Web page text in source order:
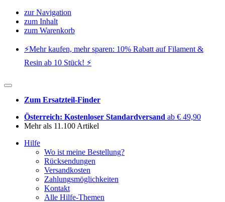
zur Navigation
zum Inhalt
zum Warenkorb
⚡️Mehr kaufen, mehr sparen: 10% Rabatt auf Filament &
Resin ab 10 Stück! ⚡️
Zum Ersatzteil-Finder
Österreich: Kostenloser Standardversand ab € 49,90
Mehr als 11.100 Artikel
Hilfe
Wo ist meine Bestellung?
Rücksendungen
Versandkosten
Zahlungsmöglichkeiten
Kontakt
Alle Hilfe-Themen